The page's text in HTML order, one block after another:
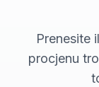
Prenesite
procjenu